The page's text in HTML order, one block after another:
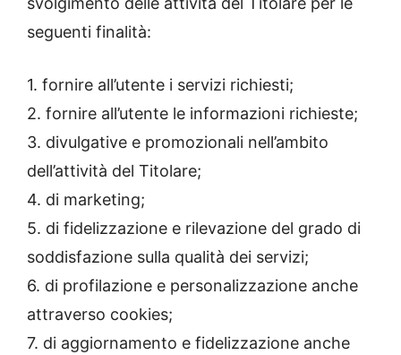
seguenti finalità:
1. fornire all’utente i servizi richiesti;
2. fornire all’utente le informazioni richieste;
3. divulgative e promozionali nell’ambito
dell’attività del Titolare;
4. di marketing;
5. di fidelizzazione e rilevazione del grado di
soddisfazione sulla qualità dei servizi;
6. di profilazione e personalizzazione anche
attraverso cookies;
7. di aggiornamento e fidelizzazione anche